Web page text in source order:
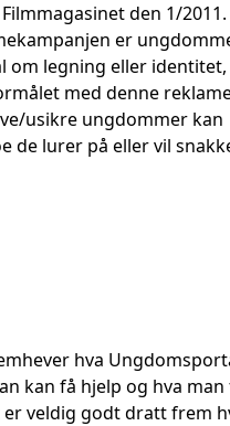
den 1/2011.
er
om legning eller
med denne
usikre ungdommer kan
de lurer på eller vil
hva
kan få hjelp og hva
veldig godt dratt frem